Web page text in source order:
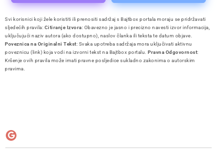
Svi korisnici koji žele koristiti ili prenositi sadržaj s Bajtbox portala moraju se pridržavati
sljedećih pravila: Citiranje Izvora: Obavezno je jasno i precizno navesti izvor informacija,
uključujući naziv autora (ako dostupno), naslov članka ili teksta te datum objave.
Poveznica na Originalni Tekst: Svaka upotreba sadržaja mora uključivati aktivnu
poveznicu (link) koja vodi na izvorni tekst na Bajtbox portalu. Pravna Odgovornost:
Kršenje ovih pravila može imati pravne posljedice sukladno zakonima o autorskim
pravima.